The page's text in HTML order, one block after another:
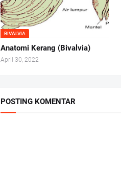
BIVALVIA
Anatomi Kerang (Bivalvia)
April 30, 2022
POSTING KOMENTAR